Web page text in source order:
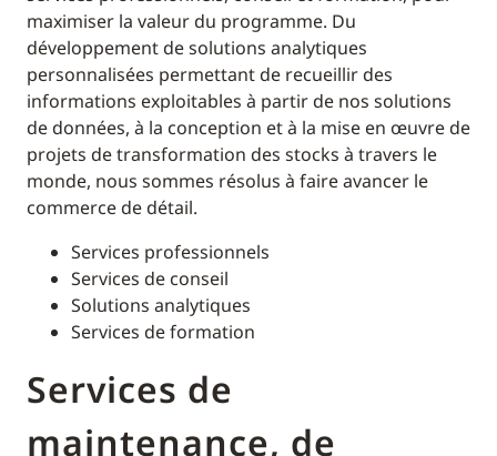
maximiser la valeur du programme. Du
développement de solutions analytiques
personnalisées permettant de recueillir des
informations exploitables à partir de nos solutions
de données, à la conception et à la mise en œuvre de
projets de transformation des stocks à travers le
monde, nous sommes résolus à faire avancer le
commerce de détail.
Services professionnels
Services de conseil
Solutions analytiques
Services de formation
Services de
maintenance, de